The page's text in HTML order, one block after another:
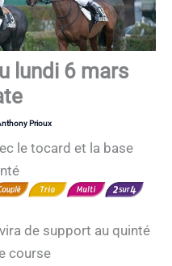
lundi 6 mars
Prioux
le tocard et la base
de support au quinté
course